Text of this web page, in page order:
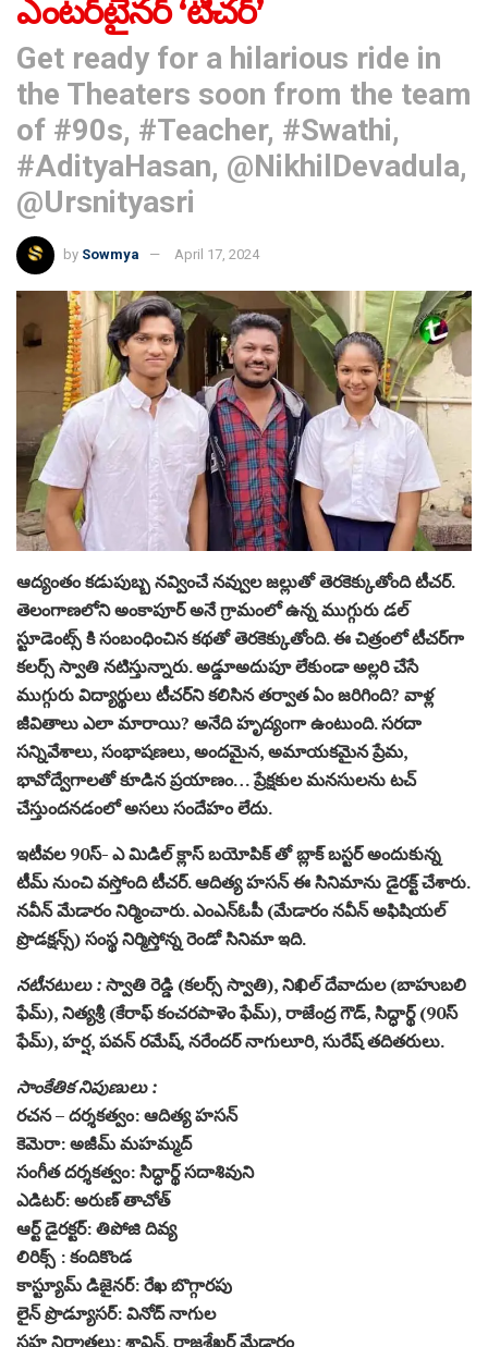
ఎంట‌ర్‌టైన‌ర్‌ ‘టీచర్’
Get ready for a hilarious ride in
the Theaters soon from the team
of #90s, #Teacher, #Swathi,
#AdityaHasan, @NikhilDevadula,
@Ursnityasri
by Sowmya April 17, 2024
ఆద్యంతం కడుపుబ్బ నవ్వించే నవ్వుల జల్లుతో తెరకెక్కుతోంది టీచర్‌.
తెలంగాణలోని అంకాపూర్‌ అనే గ్రామంలో ఉన్న ముగ్గురు డల్‌
స్టూడెంట్స్ కి సంబంధించిన కథతో తెరకెక్కుతోంది. ఈ చిత్రంలో టీచర్‌గా
కలర్స్ స్వాతి నటిస్తున్నారు. అడ్డూఅదుపూ లేకుండా అల్లరి చేసే
ముగ్గురు విద్యార్థులు టీచర్‌ని కలిసిన తర్వాత ఏం జరిగింది? వాళ్ల
జీవితాలు ఎలా మారాయి? అనేది హృద్యంగా ఉంటుంది. సరదా
సన్నివేశాలు, సంభాషణలు, అందమైన, అమాయకమైన ప్రేమ,
భావోద్వేగాలతో కూడిన ప్రయాణం… ప్రేక్షకుల మనసులను టచ్‌
చేస్తుందనడంలో అసలు సందేహం లేదు.
ఇటీవల 90స్‌- ఎ మిడిల్‌ క్లాస్‌ బయోపిక్‌ తో బ్లాక్‌ బస్టర్‌ అందుకున్న
టీమ్‌ నుంచి వస్తోంది టీచర్‌. ఆదిత్య హసన్‌ ఈ సినిమాను డైరక్ట్ చేశారు.
నవీన్‌ మేడారం నిర్మించారు. ఎంఎన్‌ఓపీ (మేడారం నవీన్‌ అఫిషియల్‌
ప్రొడక్షన్స్) సంస్థ నిర్మిస్తోన్న రెండో సినిమా ఇది.
నటీనటులు :స్వాతి రెడ్డి (కలర్స్ స్వాతి), నిఖిల్‌ దేవాదుల (బాహుబలి
ఫేమ్‌), నిత్యశ్రీ (కేరాఫ్‌ కంచరపాళెం ఫేమ్‌), రాజేంద్ర గౌడ్‌, సిద్ధార్థ్‌ (90స్‌
ఫేమ్‌), హర్ష, పవన్‌ రమేష్‌, నరేందర్‌ నాగులూరి, సురేష్‌ తదితరులు.
సాంకేతిక నిపుణులు :
రచన – దర్శకత్వం: ఆదిత్య హసన్‌
కెమెరా: అజీమ్‌ మహమ్మద్‌
సంగీత దర్శకత్వం: సిద్ధార్థ్‌ సదాశివుని
ఎడిటర్‌: అరుణ్‌ తాచోత్‌
ఆర్ట్ డైరక్టర్‌: తిపోజి దివ్య
లిరిక్స్ : కందికొండ
కాస్ట్యూమ్‌ డిజైనర్‌: రేఖ బొగ్గారపు
లైన్‌ ప్రొడ్యూసర్‌: వినోద్‌ నాగుల
సహ నిర్మాతలు: శ్రావిన్‌, రాజశేఖర్‌ మేడారం